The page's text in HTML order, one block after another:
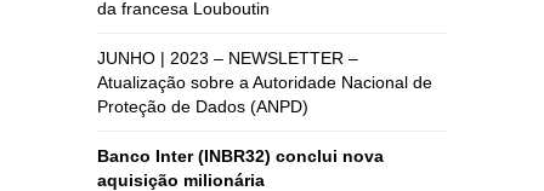
da francesa Louboutin
JUNHO | 2023 – NEWSLETTER –
Atualização sobre a Autoridade Nacional de
Proteção de Dados (ANPD)
Banco Inter (INBR32) conclui nova
aquisição milionária